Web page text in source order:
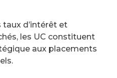
d’intérêt et
les UC constituent
aux placements